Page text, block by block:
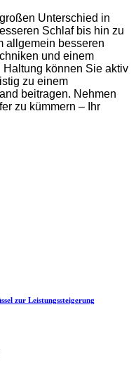
Unterschied in
Schlaf bis hin zu
allgemein besseren
und einem
Haltung können Sie aktiv
zu einem
beitragen. Nehmen
zu kümmern – Ihr
zur Leistungssteigerung